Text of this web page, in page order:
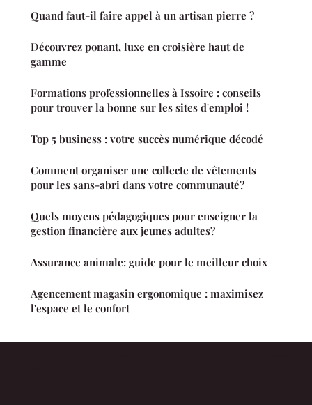
Quand faut-il faire appel à un artisan pierre ?
Découvrez ponant, luxe en croisière haut de
gamme
Formations professionnelles à Issoire : conseils
pour trouver la bonne sur les sites d'emploi !
Top 5 business : votre succès numérique décodé
Comment organiser une collecte de vêtements
pour les sans-abri dans votre communauté?
Quels moyens pédagogiques pour enseigner la
gestion financière aux jeunes adultes?
Assurance animale: guide pour le meilleur choix
Agencement magasin ergonomique : maximisez
l'espace et le confort